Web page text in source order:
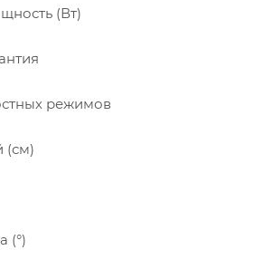
(Вт)
режимов
(см)
(°)